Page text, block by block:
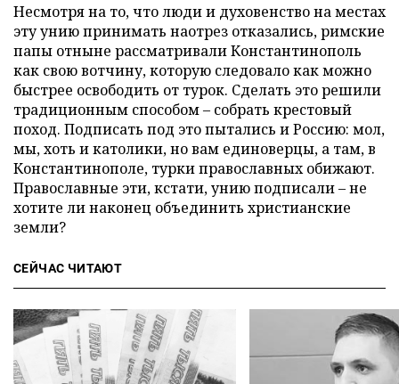
Несмотря на то, что люди и духовенство на местах
эту унию принимать наотрез отказались, римские
папы отныне рассматривали Константинополь
как свою вотчину, которую следовало как можно
быстрее освободить от турок. Сделать это решили
традиционным способом – собрать крестовый
поход. Подписать под это пытались и Россию: мол,
мы, хоть и католики, но вам единоверцы, а там, в
Константинополе, турки православных обижают.
Православные эти, кстати, унию подписали – не
хотите ли наконец объединить христианские
земли?
СЕЙЧАС ЧИТАЮТ